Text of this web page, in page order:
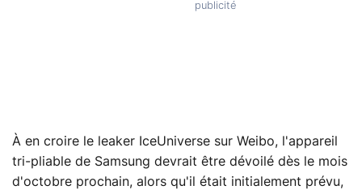
À en croire le leaker IceUniverse sur Weibo, l'appareil
tri‑pliable de Samsung devrait être dévoilé dès le mois
d'octobre prochain, alors qu'il était initialement prévu,